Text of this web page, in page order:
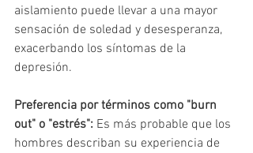
aislamiento puede llevar a una mayor
sensación de soledad y desesperanza,
exacerbando los síntomas de la
depresión.
Preferencia por términos como "burn
out" o "estrés": Es más probable que los
hombres describan su experiencia de